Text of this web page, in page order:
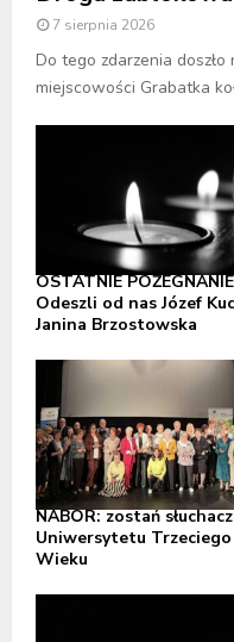
7 sierpnia 2026
Do tego zdarzenia
miejscowości Grabatka
OSTATNIE
Odeszli od nas Józef
Janina Brzostowska
NABÓR: zostań
Uniwersytetu Trzeciego
Wieku